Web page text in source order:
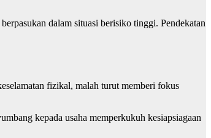
dalam situasi berisiko tinggi. Pendekatan
fizikal, malah turut memberi fokus
kepada usaha memperkukuh kesiapsiagaan